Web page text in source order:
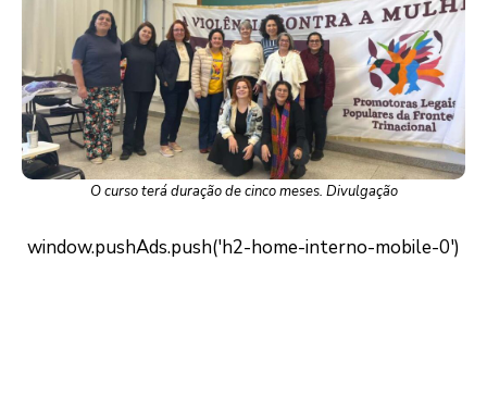
O curso terá duração de cinco meses. Divulgação